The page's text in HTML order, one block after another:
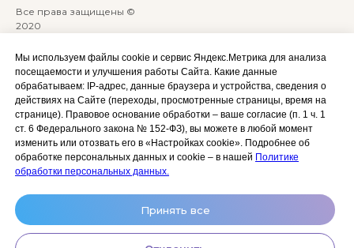
Мы используем файлы cookie и сервис Яндекс.Метрика для анализа
посещаемости и улучшения работы Сайта. Какие данные
обрабатываем: IP‑адрес, данные браузера и устройства, сведения о
действиях на Сайте (переходы, просмотренные страницы, время на
странице). Правовое основание обработки – ваше согласие (п. 1 ч. 1
ст. 6 Федерального закона № 152‑ФЗ), вы можете в любой момент
изменить или отозвать его в «Настройках cookie». Подробнее об
обработке персональных данных и cookie – в нашей Политике
обработки персональных данных.
Принять все
Все права защищены ©
2020
ANKRYONK
Акции и скидки
Оплата, доставка и возврат
Сотрудничество
Личный кабинет (Обучение)
Политика
конфиденциальности
Согласие на обработку
персональных данных
космецевтики